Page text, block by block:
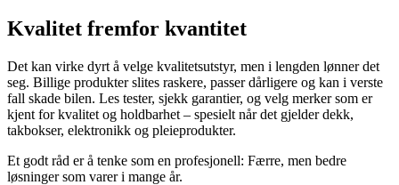
Kvalitet fremfor kvantitet
Det kan virke dyrt å velge kvalitetsutstyr, men i lengden lønner det
seg. Billige produkter slites raskere, passer dårligere og kan i verste
fall skade bilen. Les tester, sjekk garantier, og velg merker som er
kjent for kvalitet og holdbarhet – spesielt når det gjelder dekk,
takbokser, elektronikk og pleieprodukter.
Et godt råd er å tenke som en profesjonell: Færre, men bedre
løsninger som varer i mange år.